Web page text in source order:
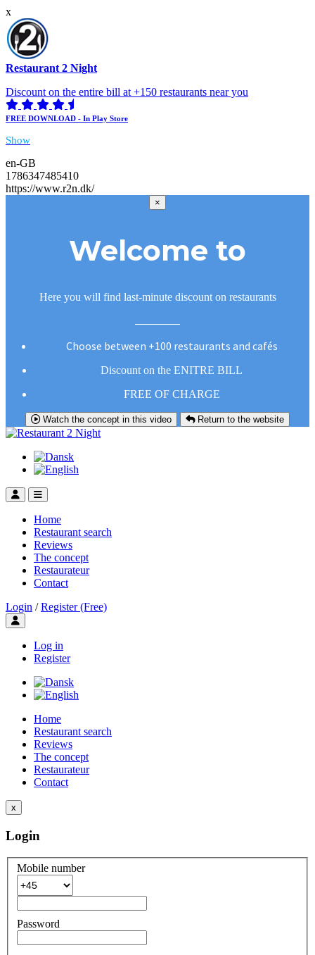
x
Restaurant 2 Night
Discount on the entire bill at +150 restaurants near you
FREE DOWNLOAD - In Play Store
Show
en-GB
1786347485410
https://www.r2n.dk/
×
Welcome to
Here you will find last-minute discount on restaurants
Choose between +100 restaurants and cafés
Discount on the ENITRE BILL
FREE OF CHARGE
Watch the concept in this video Return to the website
Home
Restaurant search
Reviews
The concept
Restaurateur
Contact
Login / Register (Free)
Toggle user menu
Log in
Register
Home
Restaurant search
Reviews
The concept
Restaurateur
Contact
x
Login
Mobile number
Password